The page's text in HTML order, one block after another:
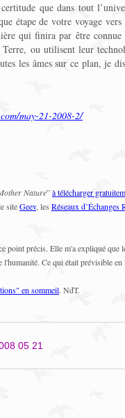
que dans tout
étape de votre voyage
qui finira par être connue
ou utilisent leur
les âmes sur ce plan, je
may-21-2008-2/
Nature”à télécharger
siteGeev, les Réseaux d’Échanges
point précis. Elle m'a expliqué que
l'humanité. Ce qui était prévisible
en sommeil. NdT.
05 21